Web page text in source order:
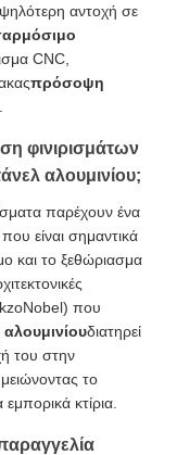
αντοχή σε
CNC,
πρόσοψη
φινιρισμάτων
αλουμινίου;
παρέχουν ένα
είναι σημαντικά
και το ξεθώριασμα
που
διατηρεί
του στην
το
κτίρια.